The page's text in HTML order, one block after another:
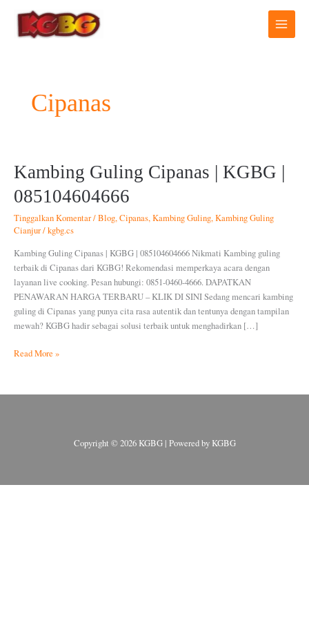
konten
Cipanas
Kambing Guling Cipanas | KGBG |
085104604666
Tinggalkan Komentar/Blog,Cipanas,Kambing Guling,Kambing Guling
Cianjur/kgbg.cs
Kambing Guling Cipanas | KGBG | 085104604666 Nikmati Kambing guling
terbaik di Cipanas dari KGBG! Rekomendasi memperkaya acara dengan
layanan live cooking. Pesan hubungi: 0851-0460-4666. DAPATKAN
PENAWARAN HARGA TERBARU – KLIK DI SINI Sedang mencari kambing
guling di Cipanas yang punya cita rasa autentik dan tentunya dengan tampilan
mewah? KGBG hadir sebagai solusi terbaik untuk menghadirkan […]
Kambing
Guling
Cipanas
KGBG
085104604666
Read More »
Copyright © 2026 KGBG | Powered by KGBG